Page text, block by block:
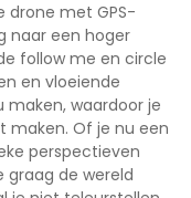
drone met GPS-
naar een hoger
follow me en circle
en vloeiende
waardoor je
Of je nu een
perspectieven
de wereld